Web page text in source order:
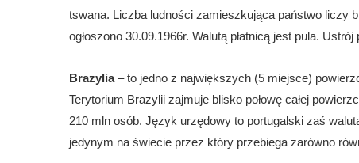
tswana. Liczba ludności zamieszkująca państwo liczy
ogłoszono 30.09.1966r. Walutą płatnicą jest pula.
Brazylia– to jedno z największych (5 miejsce)
Terytorium Brazylii zajmuje blisko połowę całej
210 mln osób. Język urzędowy to portugalski zaś
jedynym na świecie przez który przebiega zarówno